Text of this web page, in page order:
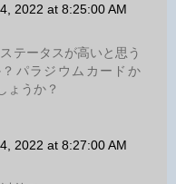
2022 at 8:25:00 AM
テータスが高いと思う
パラジウムカードか
ょうか？
2022 at 8:27:00 AM